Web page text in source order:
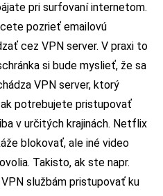
pri surfovaní internetom.
pozrieť emailovú
cez VPN server. V praxi to
si bude myslieť, že sa
VPN server, ktorý
potrebujete pristupovať
v určitých krajinách. Netflix
blokovať, ale iné video
Takisto, ak ste napr.
službám pristupovať ku